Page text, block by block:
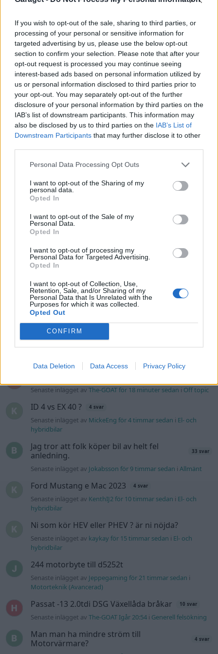
If you wish to opt-out of the sale, sharing to third parties, or
processing of your personal or sensitive information for
targeted advertising by us, please use the below opt-out
section to confirm your selection. Please note that after your
opt-out request is processed you may continue seeing
interest-based ads based on personal information utilized by
us or personal information disclosed to third parties prior to
your opt-out. You may separately opt-out of the further
disclosure of your personal information by third parties on the
IAB’s list of downstream participants. This information may
also be disclosed by us to third parties on the IAB’s List of
Downstream Participants that may further disclose it to other
Personal Data Processing Opt Outs
I want to opt-out of the Sharing of my
personal data.
Opted In
I want to opt-out of the Sale of my
Personal Data.
Opted In
I want to opt-out of processing my
Personal Data for Targeted Advertising.
Opted In
I want to opt-out of Collection, Use,
Retention, Sale, and/or Sharing of my
Personal Data that Is Unrelated with the
Purposes for which it was collected.
Opted Out
CONFIRM
Data Deletion Data Access Privacy Policy
46
4 dec. 17
6
Audi A4 1,8 T B5"AIR RIDE"(1995)
FrankSkare
28 813 visningar265 kommentarer
278
7 jan. 09
Volkswagen Golf IV (2000)
atlantiz
17 759 visningar
145
19 aug. 11
Ford Hot Rod (1934)
162
15
Puttee
159
Senaste foruminläggen
Senaste inlägget avThe-GOAT för 18 minuter sedan i Off topic
ID 4 vs EX 40 ? 4 svar
Senaste inlägget av MickeEng för 4 timmar sedan i El- och
hybridbilar
Jag tror att folk köper bil av helt fel
anledning.
33 svar
Senaste inlägget av Jokabsson för 9 timmar sedan iAllmänt
Ford Mustang e Mac 2023 4 svar
Senaste inlägget av KenthIJ2 för 10 timmar sedan i El- och
hybridbilar
Ni som kör HEV eller PHEV ? är ni nöjda?
Senaste inlägget av kaykay för 15 timmar sedan i El- och
hybridbilar
244 motorbyte till d5252t
Senaste inlägget av Jeppegaming för 21 timmar sedan i
Motorteknik (Avancerad)
Passat -13 2.0tdi DSG Växellåda bråkar 10 svar
Senaste inlägget avThe-GOAT Igår 20:54 i Generell felsökning
Man man ha mindre ström till
Motorvärmare?
4 svar